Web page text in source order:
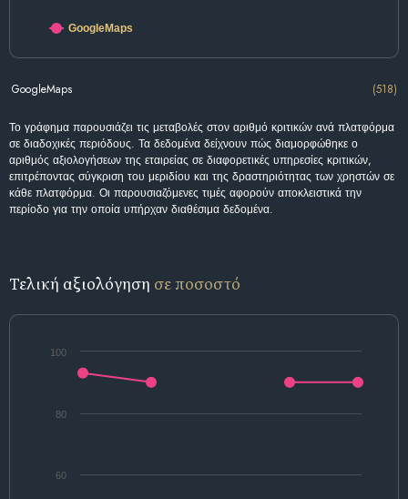
GoogleMaps
GoogleMaps (518)
Το γράφημα παρουσιάζει τις μεταβολές στον αριθμό κριτικών ανά πλατφόρμα
σε διαδοχικές περιόδους. Τα δεδομένα δείχνουν πώς διαμορφώθηκε ο
αριθμός αξιολογήσεων της εταιρείας σε διαφορετικές υπηρεσίες κριτικών,
επιτρέποντας σύγκριση του μεριδίου και της δραστηριότητας των χρηστών σε
κάθε πλατφόρμα. Οι παρουσιαζόμενες τιμές αφορούν αποκλειστικά την
περίοδο για την οποία υπήρχαν διαθέσιμα δεδομένα.
Τελική αξιολόγηση σε ποσοστό
60
80
100